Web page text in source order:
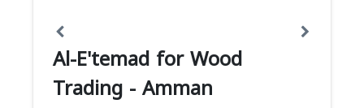
Al-E'temad for Wood
Trading - Amman